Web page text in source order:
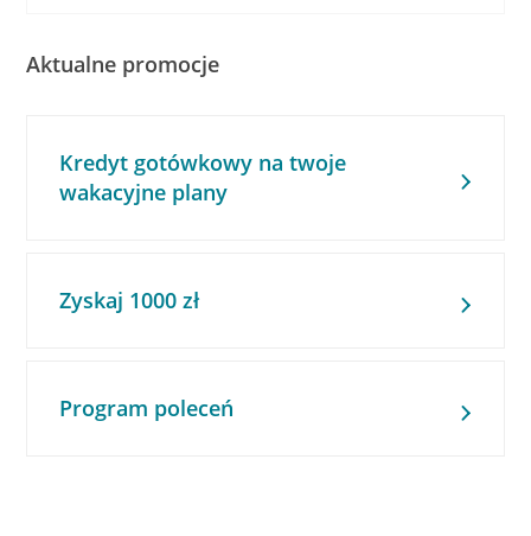
Aktualne promocje
Kredyt gotówkowy na twoje
wakacyjne plany
Zyskaj 1000 zł
Program poleceń